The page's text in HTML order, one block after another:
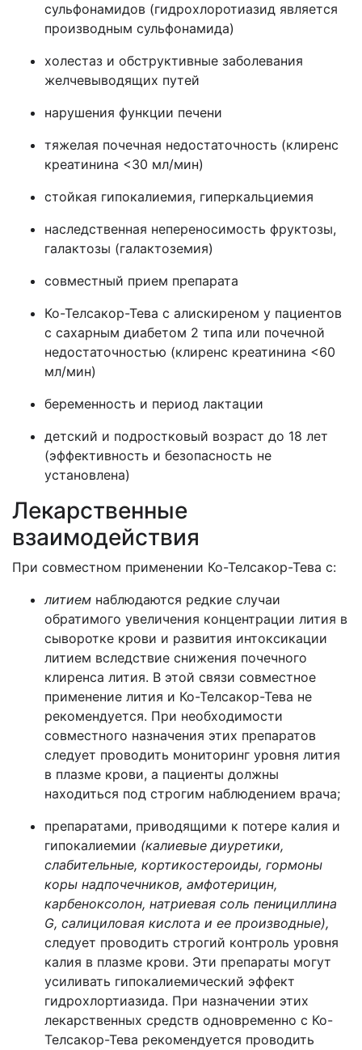
сульфонамидов (гидрохлоротиазид является
производным сульфонамида)
холестаз и обструктивные заболевания
желчевыводящих путей
нарушения функции печени
тяжелая почечная недостаточность (клиренс
креатинина <30 мл/мин)
стойкая гипокалиемия, гиперкальциемия
наследственная непереносимость фруктозы,
галактозы (галактоземия)
совместный прием препарата
Ко-Телсакор-Тева с алискиреном у пациентов
с сахарным диабетом 2 типа или почечной
недостаточностью (клиренс креатинина <60
мл/мин)
беременность и период лактации
детский и подростковый возраст до 18 лет
(эффективность и безопасность не
установлена)
Лекарственные
взаимодействия
При совместном применении Ко-Телсакор-Тева с:
литием наблюдаются редкие случаи
обратимого увеличения концентрации лития в
сыворотке крови и развития интоксикации
литием вследствие снижения почечного
клиренса лития. В этой связи совместное
применение лития и Ко-Телсакор-Тева не
рекомендуется. При необходимости
совместного назначения этих препаратов
следует проводить мониторинг уровня лития
в плазме крови, а пациенты должны
находиться под строгим наблюдением врача;
препаратами, приводящими к потере калия и
гипокалиемии (калиевые диуретики,
слабительные, кортикостероиды, гормоны
коры надпочечников, амфотерицин,
карбеноксолон, натриевая соль пенициллина
G, салициловая кислота и ее производные),
следует проводить строгий контроль уровня
калия в плазме крови. Эти препараты могут
усиливать гипокалиемический эффект
гидрохлортиазида. При назначении этих
лекарственных средств одновременно с Ко-
Телсакор-Тева рекомендуется проводить